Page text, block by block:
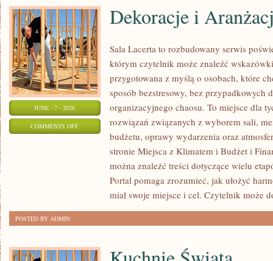
JUNE - 7 - 2026
COMMENTS OFFON
DEKORACJE
ARANŻACJE
Dekoracje i
Sala Lacerta to rozbudowany serwis
którym czytelnik może znaleźć
przygotowana z myślą o osobach, które
sposób bezstresowy, bez przypadkowych
organizacyjnego chaosu. To miejsce dla
rozwiązań związanych z wyborem sali,
budżetu, oprawy wydarzenia oraz
stronie Miejsca z Klimatem i Budżet i
można znaleźć treści dotyczące wielu
Portal pomaga zrozumieć, jak ułożyć
miał swoje miejsce i cel. Czytelnik może
POSTED BY ADMIN